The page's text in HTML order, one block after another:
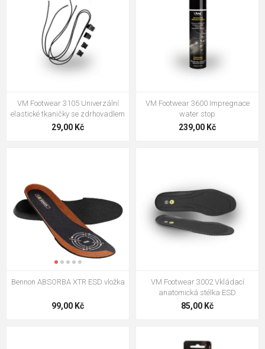
VM Footwear 3105 Univerzální
elastické tkaničky se zdrhovadlem
29,00 Kč
VM Footwear 3600 Impregnace
water stop
239,00 Kč
Bennon ABSORBA XTR ESD vložka
99,00 Kč
VM Footwear 3002 Vkládací
anatomická stélka ESD
85,00 Kč